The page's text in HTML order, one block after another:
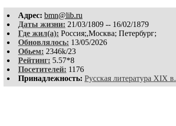
Aдpeс: bmn@lib.ru
Даты жизни: 21/03/1809 -- 16/02/1879
Где жил(а): Россия;,Москва; Петербург;
Обновлялось: 13/05/2026
Обьем: 2346k/23
Рейтинг: 5.57*8
Посетителей: 1176
Принадлежность: Русская литература XIX в.